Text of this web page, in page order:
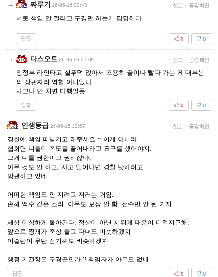
짜루기 26-06-16 00:43 신고 공감 확인
서로 책임 안 질라고 구경만 하는거 답답허다...
답글 0
0
다스오토 26-06-16 07:08 신고 공감 확인
행정부 라인타고 철푸덕 앉아서 조용히 꿀이나 빨다 가는 게 대부분
의 장관자리 역할 아니었나
사고나 안 치면 다행일듯
답글 0
0
인생등급 26-06-15 22:57 신고 공감 확인
경찰에 책임 떠넘기고 해주세요 ~ 이게 아니라
협회면 니들이 폭도를 끌어내라고 요구를 했어야지.
그게 니들 권한이고 권리잖아.
아무 것도 안 하고, 사고 일어나면 경찰 탓하려고
방관하고 있네.
어떠한 책임도 안 지려고 저러는 거임.
손해 액수 같은 소리. 아무도 보상 안 함. 선수만 안 된 거지.
세상 이상하게 돌아간다. 정상이 아닌 시위에 대응이 미적지근해.
앞으로 짱개가 죽창 들고 다녀도 비슷하겠지
이슬람이 무단 점거해도 비슷하겠지.
행정 기관장은 구경꾼인가 ? 책임자가 아무도 없네
답글 0
0